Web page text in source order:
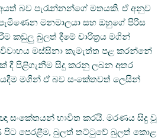
බව පැරැන්නන්ගේ මතයකි. ඒ අනුව
මනමාලයා සහ ඔහුගේ පිරිස
කඩුලු බුලත් දීමේ චාරිත්‍රය මගින්
මස්‌සිනා කැමැත්ත පළ කරන්නේ
දී පිළිගැනීම සිදු කරනු ලබන අතර
මගින් ඒ බව සංකේතවත් ලෙසින්
සංකේතයන් භාවිත කරයි. මරණය සිදු වූ
පෙරළීම, බුලත් තට්‌ටුවේ බුලත් කොළ